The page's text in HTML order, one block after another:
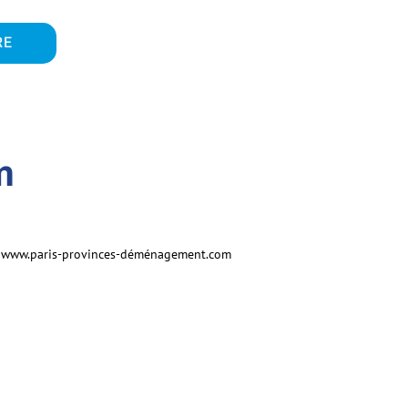
www.paris-provinces-déménagement.com